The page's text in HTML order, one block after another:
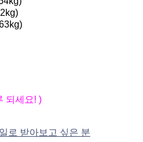
되세요! )
로 받아보고 싶은 분